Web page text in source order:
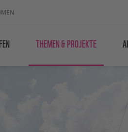
THEMEN & PROJEKTE